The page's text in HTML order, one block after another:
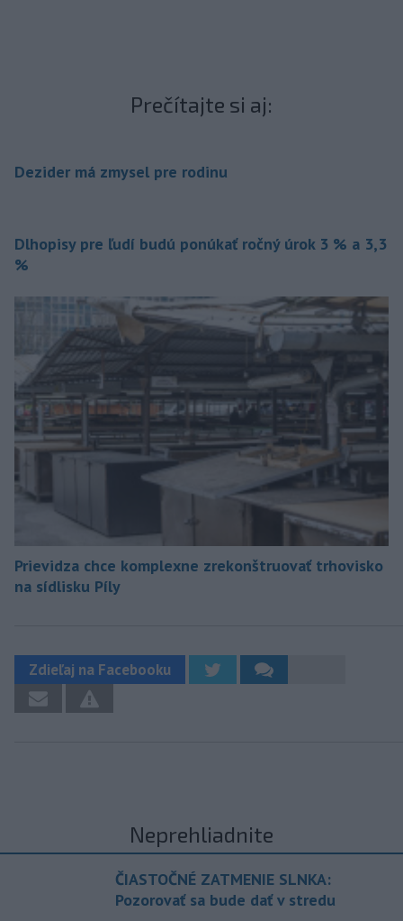
Prečítajte si aj:
Dezider má zmysel pre rodinu
Dlhopisy pre ľudí budú ponúkať ročný úrok 3 % a 3,3
%
Prievidza chce komplexne zrekonštruovať trhovisko
na sídlisku Píly
Zdieľaj na Facebooku
Neprehliadnite
ČIASTOČNÉ ZATMENIE SLNKA:
Pozorovať sa bude dať v stredu